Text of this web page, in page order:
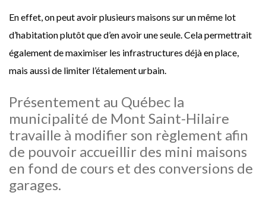
En effet, on peut avoir plusieurs maisons sur un même lot
d’habitation plutôt que d’en avoir une seule. Cela permettrait
également de maximiser les infrastructures déjà en place,
mais aussi de limiter l’étalement urbain.
Présentement au Québec la
municipalité de Mont Saint-Hilaire
travaille à modifier son règlement afin
de pouvoir accueillir des mini maisons
en fond de cours et des conversions de
garages.